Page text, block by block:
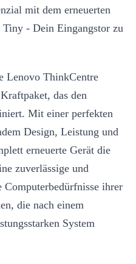
mit dem erneuerten
- Dein Eingangstor zu
Lenovo ThinkCentre
das den
Mit einer perfekten
Design, Leistung und
erneuerte Gerät die
zuverlässige und
Computerbedürfnisse ihrer
die nach einem
System
die eine ökologisch